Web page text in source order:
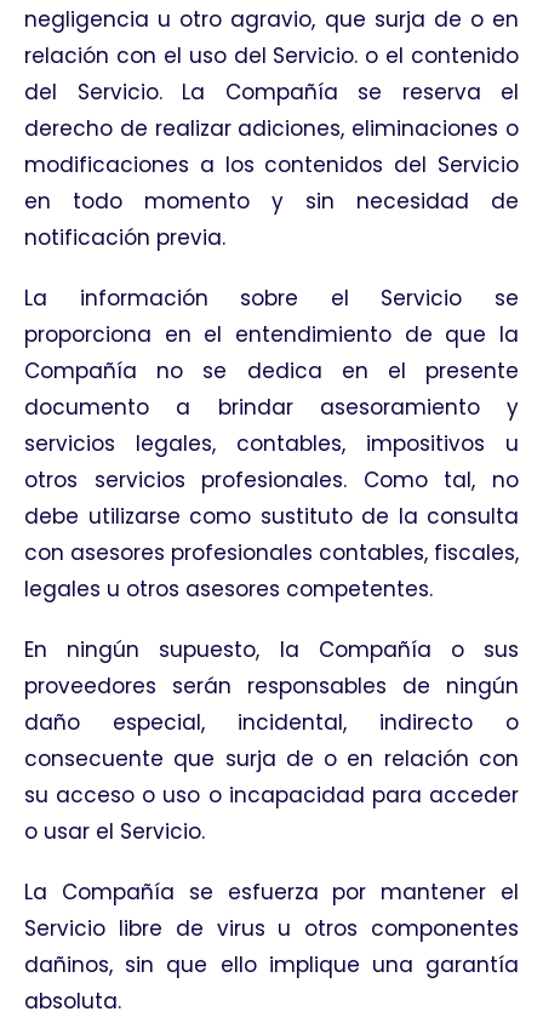
negligencia u otro agravio, que surja de o en
relación con el uso del Servicio. o el contenido
del Servicio. La Compañía se reserva el
derecho de realizar adiciones, eliminaciones o
modificaciones a los contenidos del Servicio
en todo momento y sin necesidad de
notificación previa.
La información sobre el Servicio se
proporciona en el entendimiento de que la
Compañía no se dedica en el presente
documento a brindar asesoramiento y
servicios legales, contables, impositivos u
otros servicios profesionales. Como tal, no
debe utilizarse como sustituto de la consulta
con asesores profesionales contables, fiscales,
legales u otros asesores competentes.
En ningún supuesto, la Compañía o sus
proveedores serán responsables de ningún
daño especial, incidental, indirecto o
consecuente que surja de o en relación con
su acceso o uso o incapacidad para acceder
o usar el Servicio.
La Compañía se esfuerza por mantener el
Servicio libre de virus u otros componentes
dañinos, sin que ello implique una garantía
absoluta.